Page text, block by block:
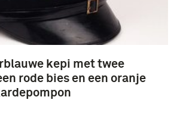
kepi met twee
rode bies en een oranje